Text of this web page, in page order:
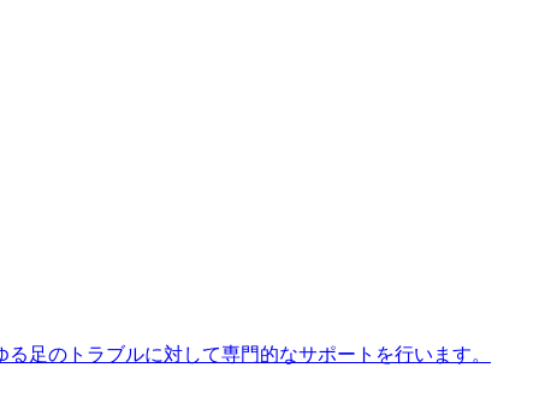
足のトラブルに対して専門的なサポートを行います。